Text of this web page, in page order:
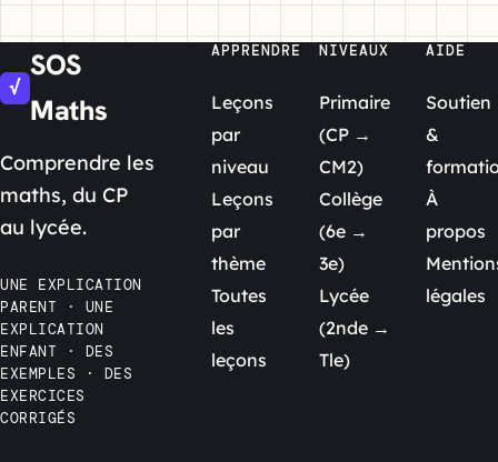
√
SOS
Maths
Comprendre les
maths, du CP
au lycée.
UNE EXPLICATION
PARENT · UNE
EXPLICATION
ENFANT · DES
EXEMPLES · DES
EXERCICES
CORRIGÉS
APPRENDRE
Leçons
par
niveau
Leçons
par
thème
Toutes
les
leçons
NIVEAUX
Primaire
(CP →
CM2)
Collège
(6e →
3e)
Lycée
(2nde →
Tle)
AIDE
Soutien
&
À
propos
légales